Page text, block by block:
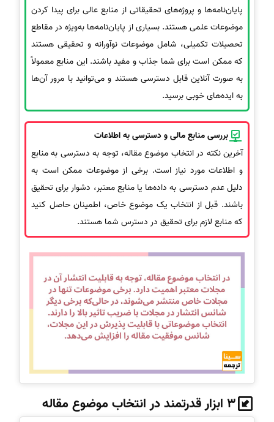
پایان‌نامه‌ها و پروژه‌های تحقیقاتی از منابع عالی برای پیدا کردن
موضوعات علمی هستند. بسیاری از پایان‌نامه‌ها به‌ویژه در مقاطع
تحصیلات تکمیلی، شامل موضوعات نوآورانه و تحقیقی هستند
که ممکن است برای شما جذاب و مفید باشند. این منابع معمولاً
به صورت آنلاین قابل دسترسی هستند و می‌توانید با مرور آن‌ها
به ایده‌های خوبی برسید.
بررسی منابع مالی و دسترسی به اطلاعات
آخرین نکته در انتخاب موضوع مقاله، توجه به دسترسی به منابع
و اطلاعات مورد نیاز است. برخی از موضوعات ممکن است به
دلیل عدم دسترسی به داده‌ها یا منابع معتبر، دشوار برای تحقیق
باشند. قبل از انتخاب یک موضوع خاص، اطمینان حاصل کنید
که منابع لازم برای تحقیق در دسترس شما هستند.
3 ابزار قدرتمند در انتخاب موضوع مقاله